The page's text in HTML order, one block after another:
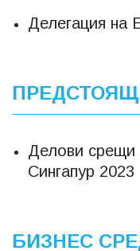
Делегация на
Делови
Сингапур 2023
БИЗНЕС